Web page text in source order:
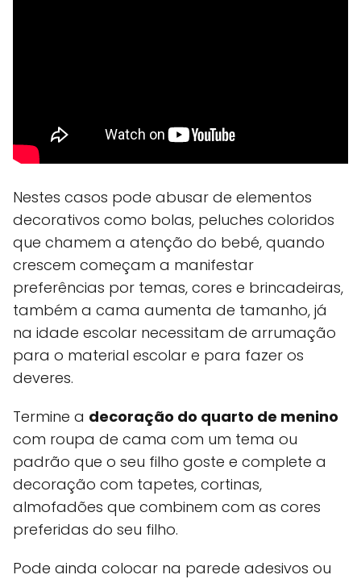
Nestes casos pode abusar de elementos
decorativos como bolas, peluches coloridos
que chamem a atenção do bebé, quando
crescem começam a manifestar
preferências por temas, cores e brincadeiras,
também a cama aumenta de tamanho, já
na idade escolar necessitam de arrumação
para o material escolar e para fazer os
deveres.
Termine a decoração do quarto de menino
com roupa de cama com um tema ou
padrão que o seu filho goste e complete a
decoração com tapetes, cortinas,
almofadões que combinem com as cores
preferidas do seu filho.
Pode ainda colocar na parede adesivos ou